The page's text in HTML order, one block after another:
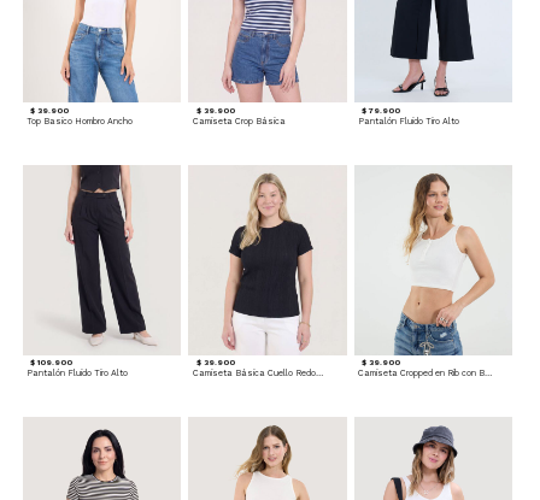
$ 39.900
Top Basico Hombro Ancho
$ 39.900
Camiseta Crop Básica
$ 79.900
Pantalón Fluido Tiro Alto
$ 109.900
Pantalón Fluido Tiro Alto
$ 39.900
Camiseta Básica Cuello Redondo
$ 39.900
Camiseta Cropped en Rib con Botones